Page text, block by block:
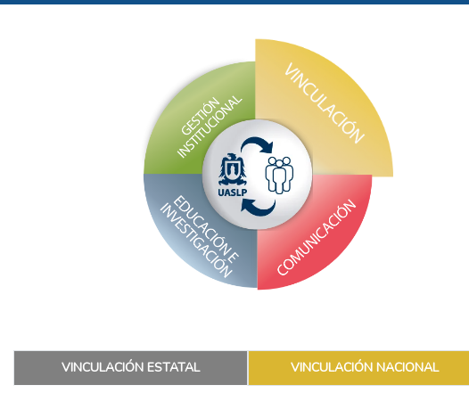
VINCULACIÓN ESTATAL VINCULACIÓN NACIONAL